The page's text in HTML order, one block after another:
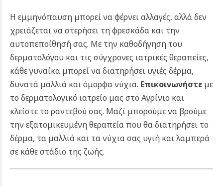
Η εμμηνόπαυση μπορεί να φέρνει αλλαγές, αλλά δεν
χρειάζεται να στερήσει τη φρεσκάδα και την
αυτοπεποίθησή σας. Με την καθοδήγηση του
δερματολόγου και τις σύγχρονες ιατρικές θεραπείες,
κάθε γυναίκα μπορεί να διατηρήσει υγιές δέρμα,
δυνατά μαλλιά και όμορφα νύχια. Επικοινωνήστε με
το δερματολογικό ιατρείο μας στο Αγρίνιο και
κλείστε το ραντεβού σας. Μαζί μπορούμε να βρούμε
την εξατομικευμένη θεραπεία που θα διατηρήσει το
δέρμα, τα μαλλιά και τα νύχια σας υγιή και λαμπερά
σε κάθε στάδιο της ζωής.